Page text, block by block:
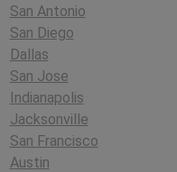
San Antonio
San Diego
Dallas
San Jose
Indianapolis
Jacksonville
San Francisco
Austin